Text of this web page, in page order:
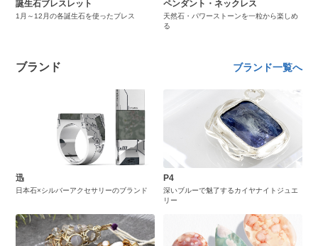
誕生石ブレスレット
1月～12月の各誕生石を使ったブレス
ペンダント・ネックレス
天然石・パワーストーンを一粒から楽しめ
る
ブランド ブランド一覧へ
迅
日本石×シルバーアクセサリーのブランド
P4
深いブルーで魅了するカイヤナイトジュエ
リー